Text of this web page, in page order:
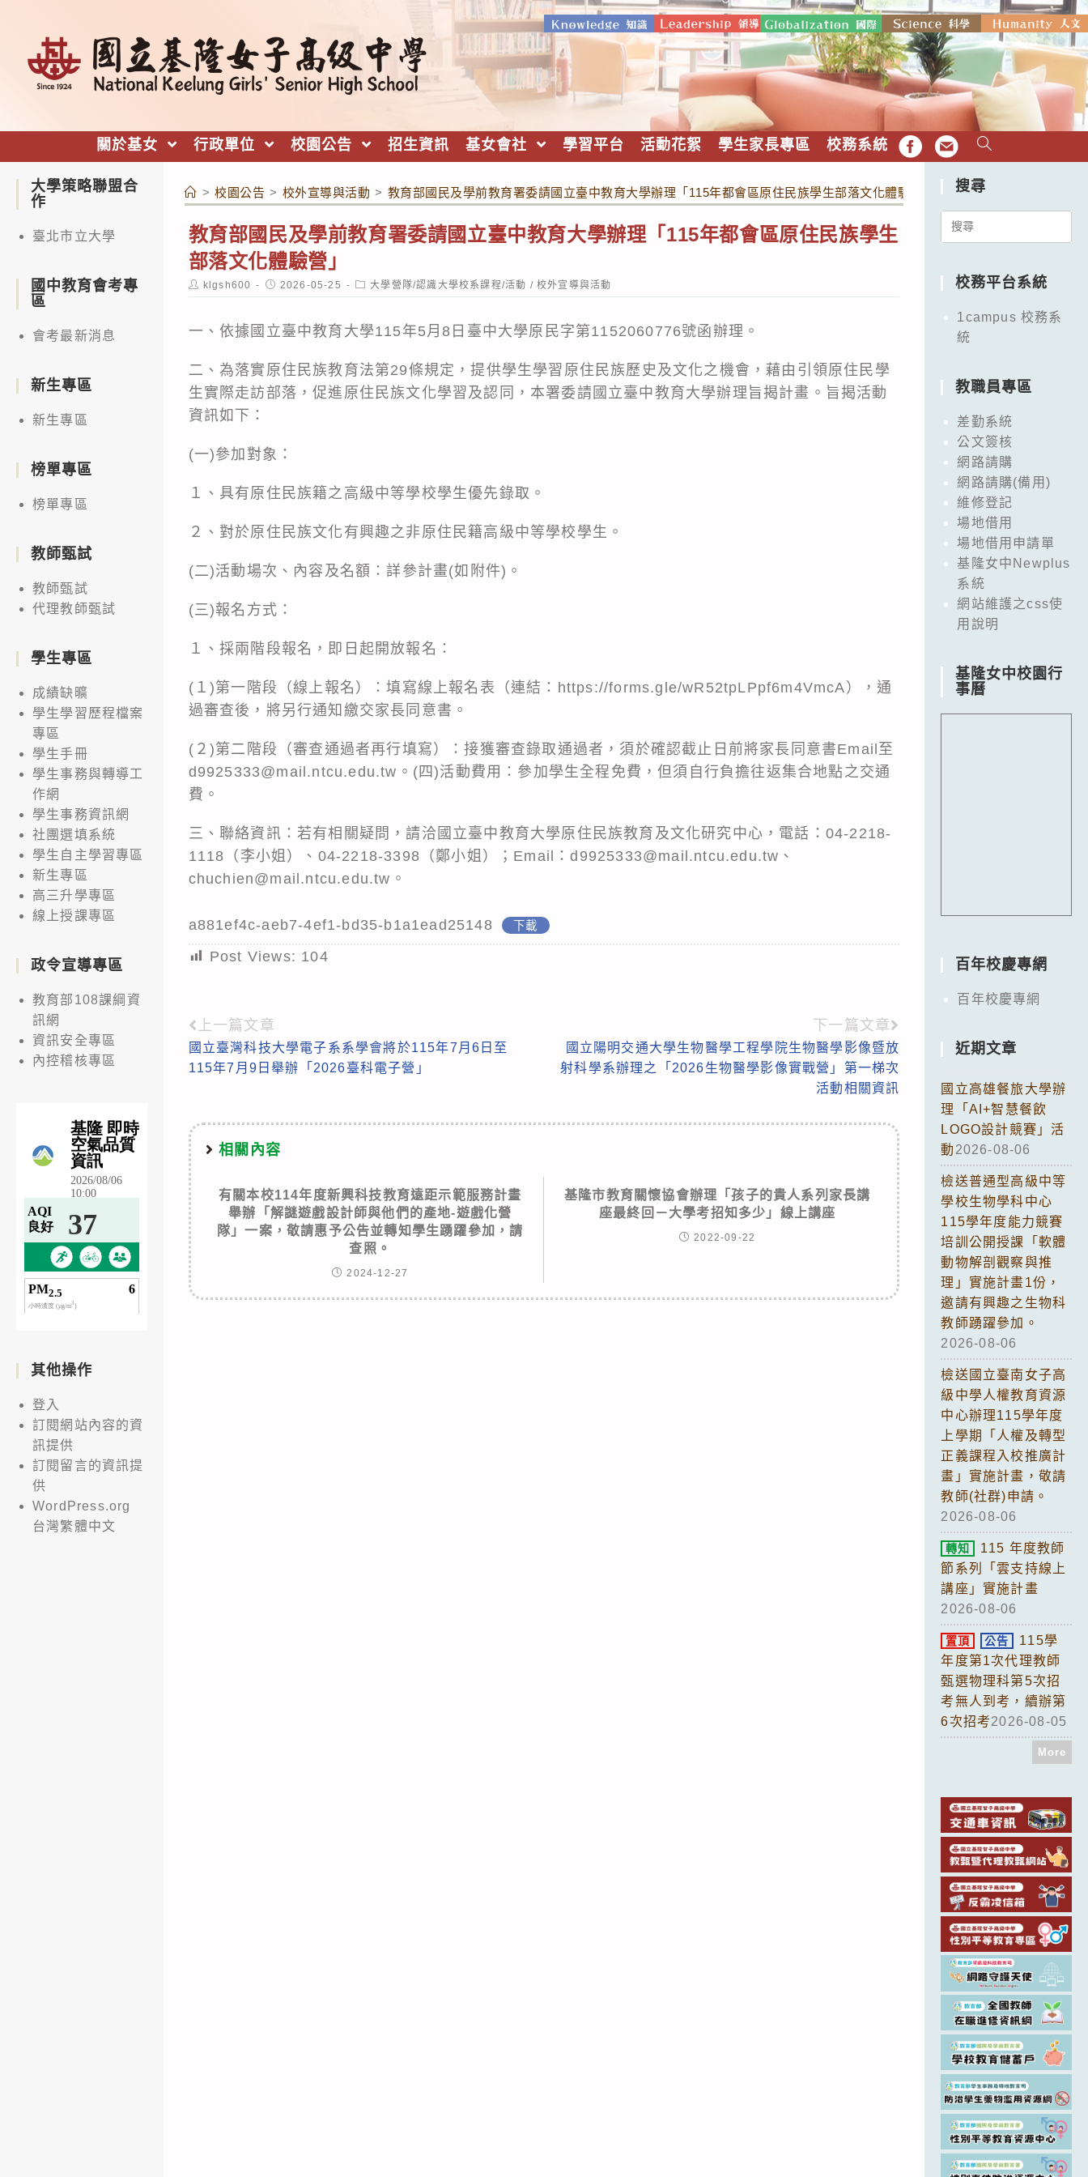
關於基女 行政單位 校園公告 招生資訊 基女會社 學習平台 活動花絮 學生家長專區 校務系統 FB EMAIL
> 校園公告 > 校外宣導與活動 > 教育部國民及學前教育署委請國立臺中教育大學辦理「115年都會區原住民族學生部落文化體驗營」
教育部國民及學前教育署委請國立臺中教育大學辦理「115年都會區原住民族學生
部落文化體驗營」
Post
author:
klgsh600
Post
published:
2026-05-25
Post
category:
大學營隊/認識大學校系課程/活動 / 校外宣導與活動
一、依據國立臺中教育大學115年5月8日臺中大學原民字第1152060776號函辦理。
二、為落實原住民族教育法第29條規定，提供學生學習原住民族歷史及文化之機會，藉由引領原住民學
生實際走訪部落，促進原住民族文化學習及認同，本署委請國立臺中教育大學辦理旨揭計畫。旨揭活動
資訊如下：
(一)參加對象：
１、具有原住民族籍之高級中等學校學生優先錄取。
２、對於原住民族文化有興趣之非原住民籍高級中等學校學生。
(二)活動場次、內容及名額：詳參計畫(如附件)。
(三)報名方式：
１、採兩階段報名，即日起開放報名：
(１)第一階段（線上報名）：填寫線上報名表（連結：https://forms.gle/wR52tpLPpf6m4VmcA），通
過審查後，將另行通知繳交家長同意書。
(２)第二階段（審查通過者再行填寫）：接獲審查錄取通過者，須於確認截止日前將家長同意書Email至
d9925333@mail.ntcu.edu.tw。(四)活動費用：參加學生全程免費，但須自行負擔往返集合地點之交通
費。
三、聯絡資訊：若有相關疑問，請洽國立臺中教育大學原住民族教育及文化研究中心，電話：04-2218-
1118（李小姐）、04-2218-3398（鄭小姐）；Email：d9925333@mail.ntcu.edu.tw、
chuchien@mail.ntcu.edu.tw。
a881ef4c-aeb7-4ef1-bd35-b1a1ead25148 下載
Post Views: 104
Read
more
上一篇文章
國立臺灣科技大學電子系系學會將於115年7月6日至
115年7月9日舉辦「2026臺科電子營」
下一篇文章
國立陽明交通大學生物醫學工程學院生物醫學影像暨放
射科學系辦理之「2026生物醫學影像實戰營」第一梯次
活動相關資訊
相關內容
有關本校114年度新興科技教育遠距示範服務計畫
舉辦「解謎遊戲設計師與他們的產地-遊戲化營
隊」一案，敬請惠予公告並轉知學生踴躍參加，請
查照。
2024-12-27
基隆市教育關懷協會辦理「孩子的貴人系列家長講
座最終回－大學考招知多少」線上講座
2022-09-22
大學策略聯盟合
作
臺北市立大學
國中教育會考專
區
會考最新消息
新生專區
新生專區
榜單專區
榜單專區
教師甄試
教師甄試
代理教師甄試
學生專區
成績缺曠
學生學習歷程檔案
專區
學生手冊
學生事務與轉導工
作網
學生事務資訊網
社團選填系統
學生自主學習專區
新生專區
高三升學專區
線上授課專區
政令宣導專區
教育部108課綱資
訊網
資訊安全專區
內控稽核專區
其他操作
登入
訂閱網站內容的資
訊提供
訂閱留言的資訊提
供
WordPress.org
台灣繁體中文
搜尋
Search
校務平台系統
1campus 校務系
統
教職員專區
差勤系統
公文簽核
網路請購
網路請購(備用)
維修登記
場地借用
場地借用申請單
基隆女中Newplus
系統
網站維護之css使
用說明
基隆女中校園行
事曆
百年校慶專網
百年校慶專網
近期文章
國立高雄餐旅大學辦
理「AI+智慧餐飲
LOGO設計競賽」活
動 2026-08-06
檢送普通型高級中等
學校生物學科中心
115學年度能力競賽
培訓公開授課「軟體
動物解剖觀察與推
理」實施計畫1份，
邀請有興趣之生物科
教師踴躍參加。
2026-08-06
檢送國立臺南女子高
級中學人權教育資源
中心辦理115學年度
上學期「人權及轉型
正義課程入校推廣計
畫」實施計畫，敬請
教師(社群)申請。
2026-08-06
轉知
115 年度教師
節系列「雲支持線上
講座」實施計畫
2026-08-06
置頂 公告
115學
年度第1次代理教師
甄選物理科第5次招
考無人到考，續辦第
6次招考2026-08-05
More